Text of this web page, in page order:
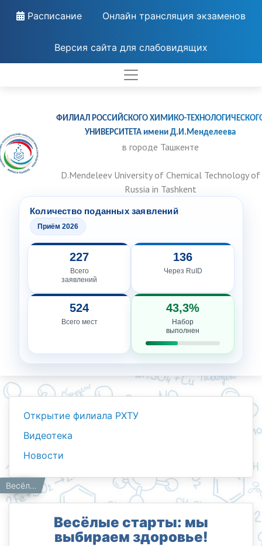
Расписание Онлайн трансляция экзаменов
Версия сайта для слабовидящих
ФИЛИАЛ РОССИЙСКОГО ХИМИКО-
УНИВЕРСИТЕТА имени Д.И.Менделеева
в городе Ташкенте
D.Mendeleev University of Chemical Technology of
Russia in Tashkent
Количество поданных заявлений
Приём 2026
227
Всего
заявлений
136
Через RuID
524
Всего мест
43,3%
Набор
выполнен
Открытие филиала РХТУ
Видеотека
Новости
Главная
Работникам
Новости Весёлые старты: мы выбираем здоровье!
Весёлые старты: мы
выбираем здоровье!